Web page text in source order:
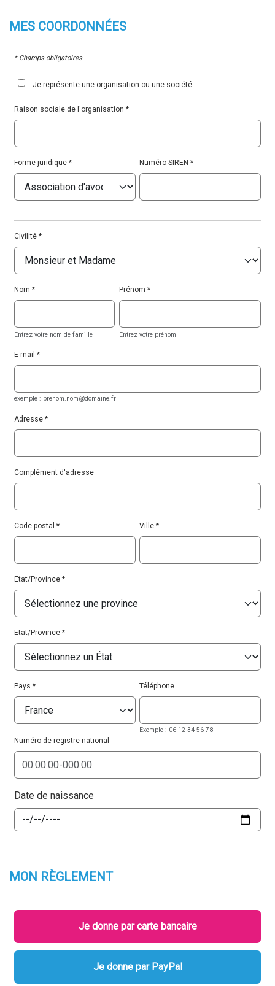
MES COORDONNÉES
* Champs obligatoires
Je représente une organisation ou une société
Raison sociale de l'organisation
Forme juridique Numéro SIREN
Civilité
Nom
Entrez votre nom de famille
Prénom
Entrez votre prénom
E-mail
exemple : prenom.nom@domaine.fr
Adresse
Complément d'adresse
Code postal Ville
Etat/Province
Etat/Province
Pays Téléphone
Exemple : 06 12 34 56 78
Numéro de registre national
Date de naissance
MON RÈGLEMENT
Je donne par carte bancaire
Je donne par PayPal